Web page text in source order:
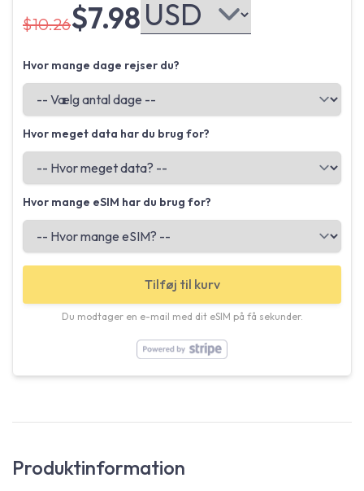
$10.26$7.98
Hvor mange dage rejser du?
Hvor meget data har du brug for?
Hvor mange eSIM har du brug for?
Tilføj til kurv
Du modtager en e-mail med dit eSIM på få sekunder.
Produktinformation